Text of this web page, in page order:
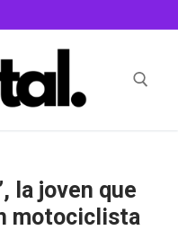
la joven que
motociclista